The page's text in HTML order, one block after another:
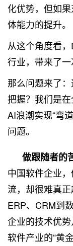
化优势，但如
体能力的提升。
从这个角度看
行业，带来了一
那么问题来了
把握？我们是
AI浪潮实现“弯
问题。
做跟随者的
中国软件企业
流，却很难真
ERP、CRM到
企业的技术优
软件产业的“黄